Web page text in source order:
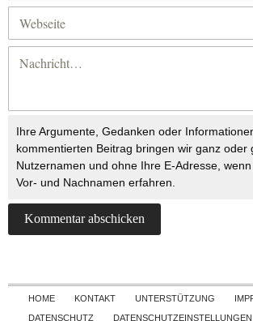
Ihre Argumente, Gedanken oder
kommentierten Beitrag bringen wir ganz oder
Nutzernamen und ohne Ihre E-Adresse,
Vor- und Nachnamen erfahren.
Skip to content
HOME KONTAKT UNTERSTÜTZUNG
DATENSCHUTZ
DATENSCHUTZEINSTELLUNGEN